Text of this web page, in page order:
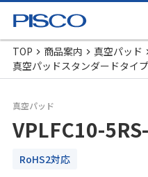
TOP 商品案内
真空パッド
真空パッドスタンダードタイプ
真空パッド
VPLFC10-
RoHS2対応